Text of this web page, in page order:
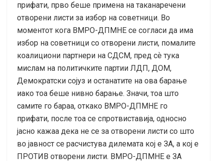
прифати, прво беше примена на таканаречени
отворени листи за избор на советници. Во
моментот кога ВМРО-ДПМНЕ се согласи да има
избор на советници со отворени листи, помалите
коалициони партнери на СДСМ, пред сѐ тука
мислам на политичките партии ЛДП, ДОМ,
Демократски сојуз и останатите на ова барање
иако тоа беше нивно барање. Значи, тоа што
самите го бараа, откако ВМРО-ДПМНЕ го
прифати, после тоа се спротвиставија, односно
јасно кажаа дека не се за отворени листи со што
во јавност се расчистува дилемата кој е ЗА, а кој е
ПРОТИВ отворени листи. ВМРО-ДПМНЕ е ЗА